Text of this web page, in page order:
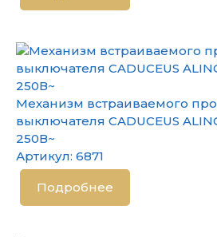
Механизм встраиваемого
выключателя CADUCEUS
250В~
Артикул: 6871
Подробнее